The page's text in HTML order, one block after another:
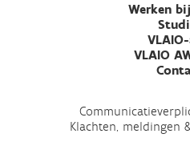
Werken
VLAIO
Klachten, meldingen